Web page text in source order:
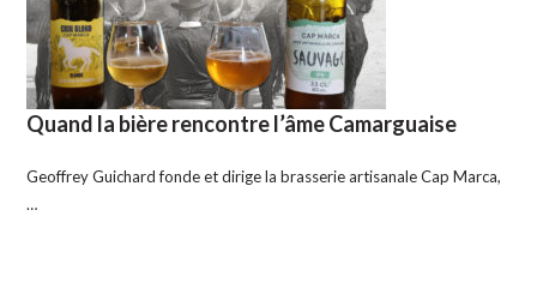
Quand la bière rencontre l’âme Camarguaise
Geoffrey Guichard fonde et dirige la brasserie artisanale Cap Marca,
…